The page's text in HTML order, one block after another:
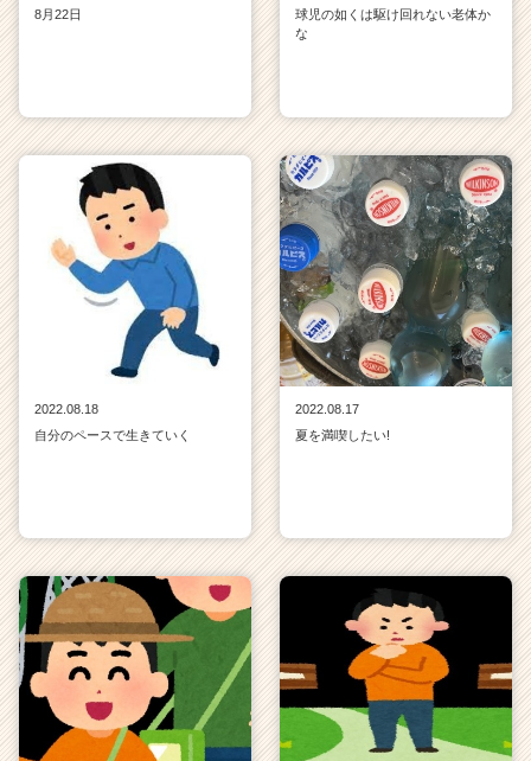
8月22日
球児の如くは駆け回れない老体か
な
2022.08.18
自分のペースで生きていく
2022.08.17
夏を満喫したい!